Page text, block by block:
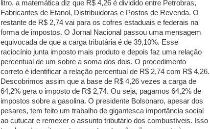
litro, a matemática diz que R$ 4,26 é dividido entre Petrobras,
Fabricantes de Etanol, Distribuidoras e Postos de Revenda. O
restante de R$ 2,74 vai para os cofres estaduais e federais na
forma de impostos. O Jornal Nacional passou uma mensagem
equivocada de que a carga tributária é de 39,10%. Esse
raciocínio junta imposto mais produto e depois faz uma relação
percentual de um sobre a soma dos dois. O procedimento
correto é identificar a relação percentual de R$ 2,74 com R$ 4,26.
Descobrimos assim que a base de R$ 4,26 vezes a carga de
64,2% gera o imposto de R$ 2,74. Ou seja, pagamos 64,2% de
impostos sobre a gasolina. O presidente Bolsonaro, apesar dos
pesares, tem feito um trabalho de gigantesca importância social
ao cutucar e remexer o assunto tributário dos combustíveis. Isso